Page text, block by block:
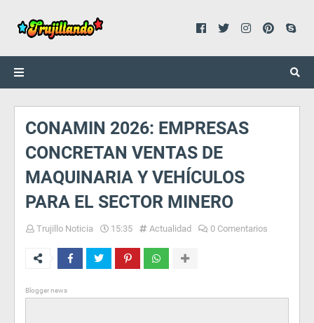
CONAMIN 2026: EMPRESAS
CONCRETAN VENTAS DE
MAQUINARIA Y VEHÍCULOS
PARA EL SECTOR MINERO
Trujillo Noticia 15:35 Actualidad 0 Comentarios
Blogger news